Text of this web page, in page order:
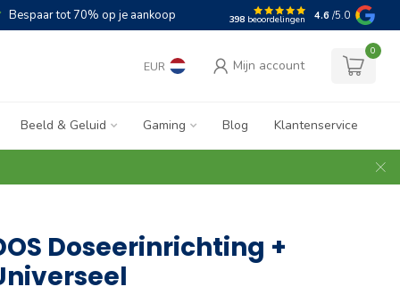
Bespaar tot 70% op je aankoop 398 beoordelingen 4.6 /5.0
EUR Mijn account
0
Beeld & Geluid Gaming Blog Klantenservice
Doseerinrichting +